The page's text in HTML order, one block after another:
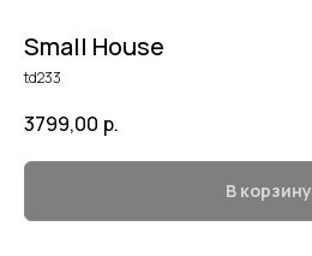
Small House
td233
3799,00 р.
В корзину